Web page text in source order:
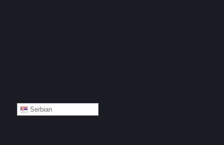
Serbian